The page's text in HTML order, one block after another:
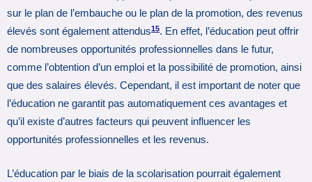
sur le plan de l’embauche ou le plan de la promotion, des revenus
élevés sont également attendus15. En effet, l’éducation peut offrir
de nombreuses opportunités professionnelles dans le futur,
comme l’obtention d’un emploi et la possibilité de promotion, ainsi
que des salaires élevés. Cependant, il est important de noter que
l’éducation ne garantit pas automatiquement ces avantages et
qu’il existe d’autres facteurs qui peuvent influencer les
opportunités professionnelles et les revenus.
L’éducation par le biais de la scolarisation pourrait également